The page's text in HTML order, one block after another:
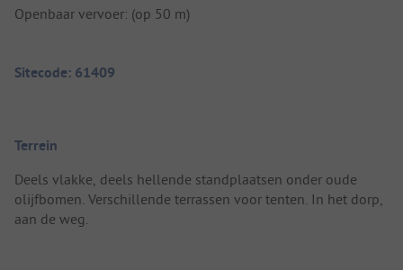
Openbaar vervoer: (op 50 m)
Sitecode: 61409
Terrein
Deels vlakke, deels hellende standplaatsen onder oude
olijfbomen. Verschillende terrassen voor tenten. In het dorp,
aan de weg.